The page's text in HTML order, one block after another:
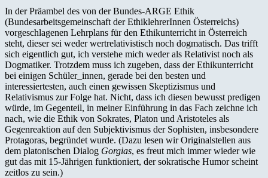
In der Präambel des von der Bundes-ARGE Ethik
(Bundesarbeitsgemeinschaft der EthiklehrerInnen Österreichs)
vorgeschlagenen Lehrplans für den Ethikunterricht in Österreich
steht, dieser sei weder wertrelativistisch noch dogmatisch. Das trifft
sich eigentlich gut, ich verstehe mich weder als Relativist noch als
Dogmatiker. Trotzdem muss ich zugeben, dass der Ethikunterricht
bei einigen Schüler_innen, gerade bei den besten und
interessiertesten, auch einen gewissen Skeptizismus und
Relativismus zur Folge hat. Nicht, dass ich diesen bewusst predigen
würde, im Gegenteil, in meiner Einführung in das Fach zeichne ich
nach, wie die Ethik von Sokrates, Platon und Aristoteles als
Gegenreaktion auf den Subjektivismus der Sophisten, insbesondere
Protagoras, begründet wurde. (Dazu lesen wir Originalstellen aus
dem platonischen Dialog Gorgias, es freut mich immer wieder wie
gut das mit 15-Jährigen funktioniert, der sokratische Humor scheint
zeitlos zu sein.)